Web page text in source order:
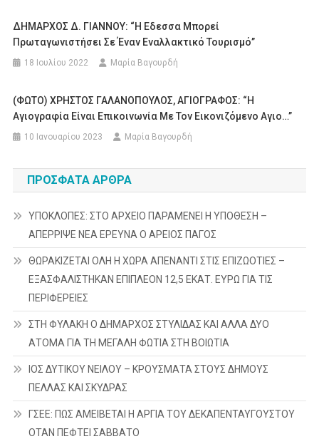
ΔΗΜΑΡΧΟΣ Δ. ΓΙΑΝΝΟΥ: “Η Εδεσσα Μπορεί
Πρωταγωνιστήσει Σε Έναν Εναλλακτικό Τουρισμό”
18 Ιουλίου 2022 Μαρία Βαγουρδή
(ΦΩΤΟ) ΧΡΗΣΤΟΣ ΓΑΛΑΝΟΠΟΥΛΟΣ, ΑΓΙΟΓΡΑΦΟΣ: “Η
Αγιογραφία Είναι Επικοινωνία Με Τον Εικονιζόμενο Αγιο…”
10 Ιανουαρίου 2023 Μαρία Βαγουρδή
ΠΡΌΣΦΑΤΑ ΆΡΘΡΑ
ΥΠΟΚΛΟΠΕΣ: ΣΤΟ ΑΡΧΕΙΟ ΠΑΡΑΜΕΝΕΙ Η ΥΠΟΘΕΣΗ –
ΑΠΕΡΡΙΨΕ ΝΕΑ ΕΡΕΥΝΑ Ο ΑΡΕΙΟΣ ΠΑΓΟΣ
ΘΩΡΑΚΙΖΕΤΑΙ ΟΛΗ Η ΧΩΡΑ ΑΠΕΝΑΝΤΙ ΣΤΙΣ ΕΠΙΖΩΟΤΙΕΣ –
ΕΞΑΣΦΑΛΙΣΤΗΚΑΝ ΕΠΙΠΛΕΟΝ 12,5 ΕΚΑΤ. ΕΥΡΩ ΓΙΑ ΤΙΣ
ΠΕΡΙΦΕΡΕΙΕΣ
ΣΤΗ ΦΥΛΑΚΗ Ο ΔΗΜΑΡΧΟΣ ΣΤΥΛΙΔΑΣ ΚΑΙ ΑΛΛΑ ΔΥΟ
ΑΤΟΜΑ ΓΙΑ ΤΗ ΜΕΓΑΛΗ ΦΩΤΙΑ ΣΤΗ ΒΟΙΩΤΙΑ
ΙΟΣ ΔΥΤΙΚΟΥ ΝΕΙΛΟΥ – ΚΡΟΥΣΜΑΤΑ ΣΤΟΥΣ ΔΗΜΟΥΣ
ΠΕΛΛΑΣ ΚΑΙ ΣΚΥΔΡΑΣ
ΓΣΕΕ: ΠΩΣ ΑΜΕΙΒΕΤΑΙ Η ΑΡΓΙΑ ΤΟΥ ΔΕΚΑΠΕΝΤΑΥΓΟΥΣΤΟΥ
ΟΤΑΝ ΠΕΦΤΕΙ ΣΑΒΒΑΤΟ